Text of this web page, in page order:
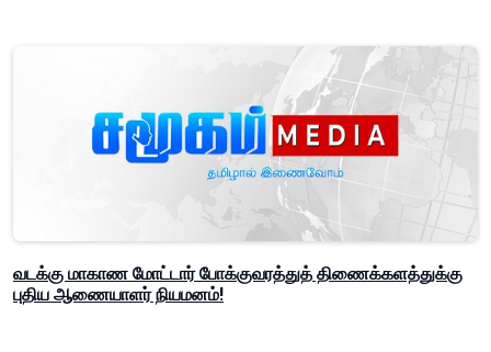
வடக்கு மாகாண மோட்டார் போக்குவரத்துத் திணைக்களத்துக்கு
புதிய ஆணையாளர் நியமனம்!